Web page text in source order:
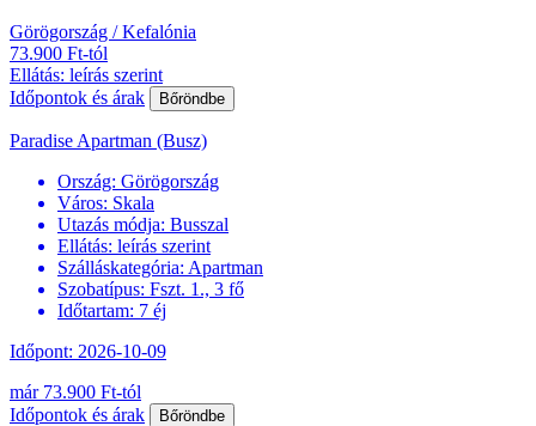
Görögország / Kefalónia
73.900 Ft-tól
Ellátás: leírás szerint
Időpontok és árak
Bőröndbe
Paradise Apartman (Busz)
Ország: Görögország
Város: Skala
Utazás módja: Busszal
Ellátás: leírás szerint
Szálláskategória: Apartman
Szobatípus: Fszt. 1., 3 fő
Időtartam: 7 éj
Időpont: 2026-10-09
már 73.900 Ft-tól
Időpontok és árak
Bőröndbe